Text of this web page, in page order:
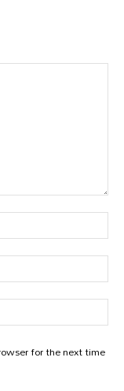
for the next time